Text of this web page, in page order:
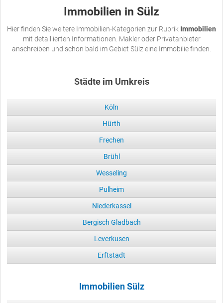
Immobilien in Sülz
Hier finden Sie weitere Immobilien-Kategorien zur Rubrik Immobilien
mit detaillierten Informationen. Makler oder Privatanbieter
anschreiben und schon bald im Gebiet Sülz eine Immobilie finden.
Städte im Umkreis
Köln
Hürth
Frechen
Brühl
Wesseling
Pulheim
Niederkassel
Bergisch Gladbach
Leverkusen
Erftstadt
Immobilien Sülz